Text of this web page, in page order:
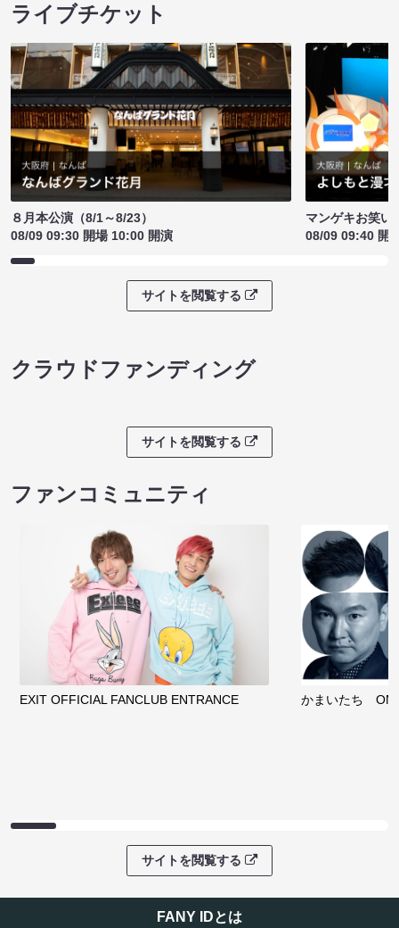
ライブチケット
８月本公演（8/1～8/23）
08/09 09:30 開場 10:00 開演
マンゲキお笑い
08/09 09:40 開
サイトを閲覧する
クラウドファンディング
サイトを閲覧する
ファンコミュニティ
EXIT OFFICIAL FANCLUB ENTRANCE かまいたち
サイトを閲覧する
FANY IDとは